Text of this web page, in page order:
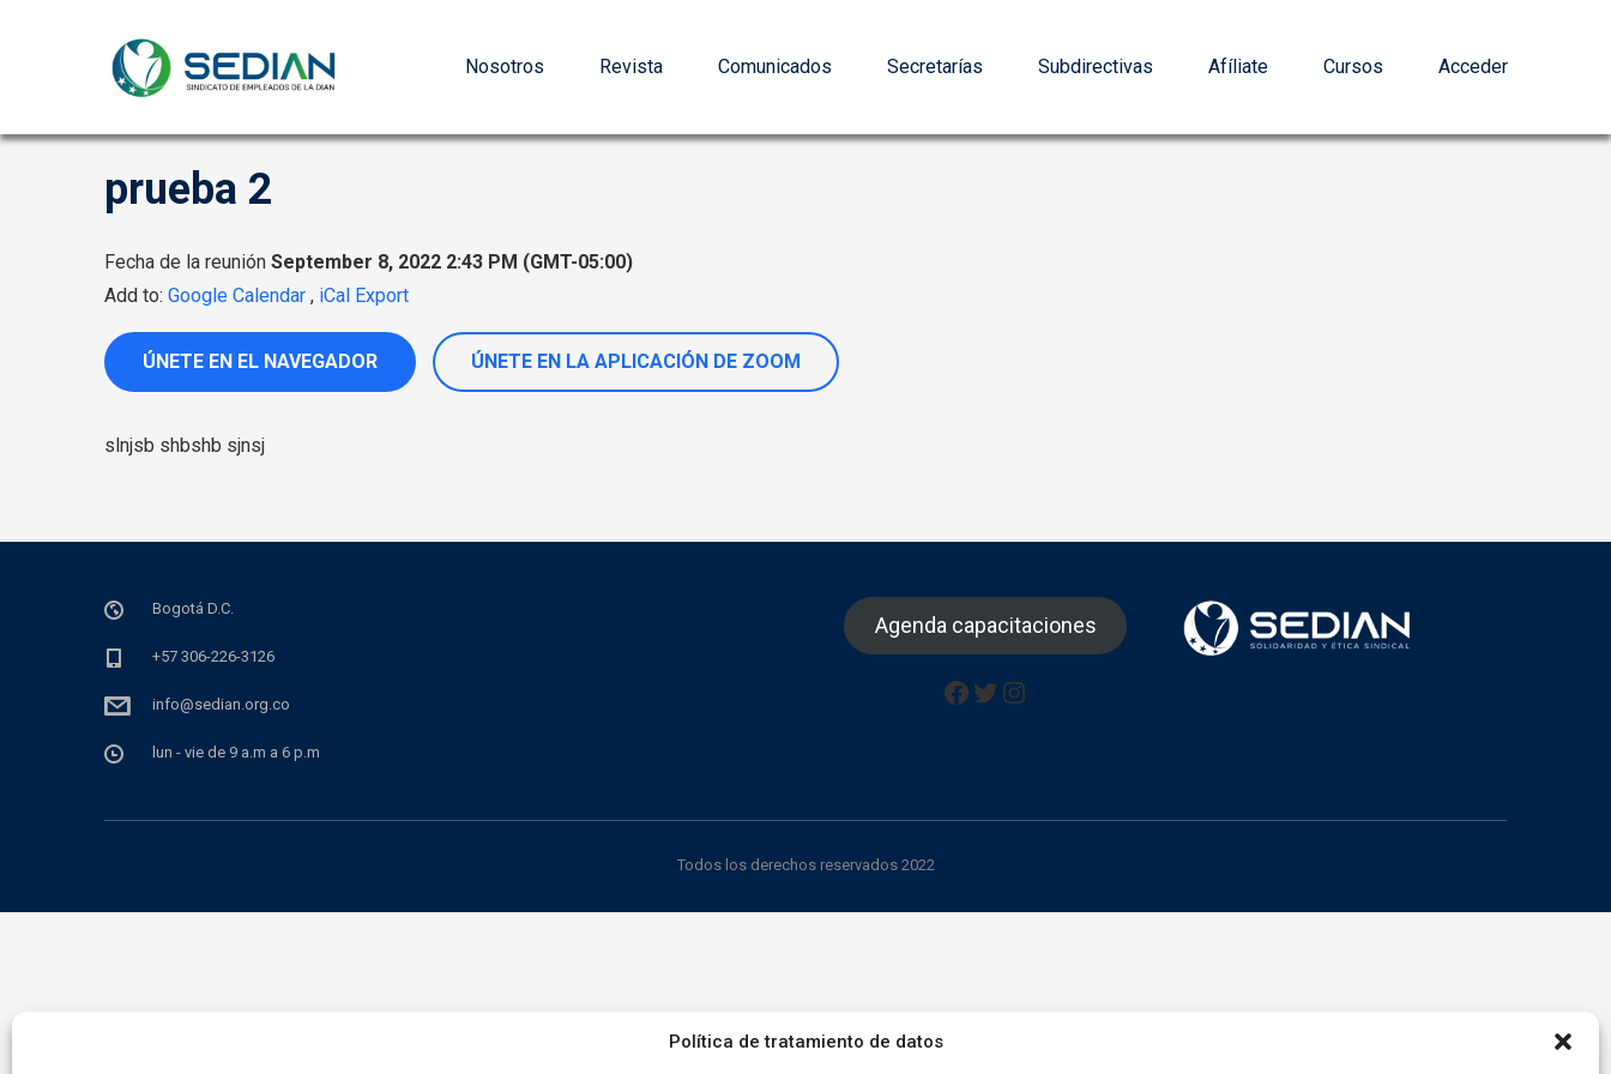
Política de tratamiento de datos
Nosotros Revista Comunicados Secretarías Subdirectivas Afíliate Cursos Acceder
prueba 2
Fecha de la reunión September 8, 2022 2:43 PM (GMT-05:00)
Add to: Google Calendar , iCal Export
ÚNETE EN EL NAVEGADOR ÚNETE EN LA APLICACIÓN DE ZOOM
slnjsb shbshb sjnsj
Bogotá D.C.
+57 306-226-3126
info@sedian.org.co
lun - vie de 9 a.m a 6 p.m
Agenda capacitaciones
Facebook
Twitter
Instagram
Todos los derechos reservados 2022